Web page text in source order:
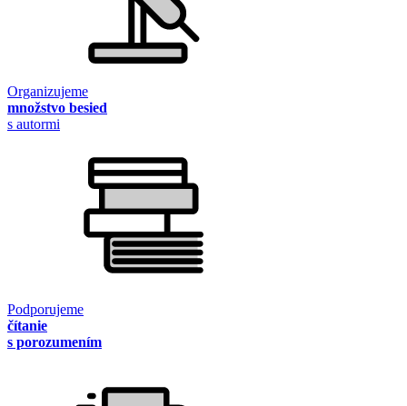
Organizujeme
množstvo besied
s autormi
Podporujeme
čítanie
s porozumením